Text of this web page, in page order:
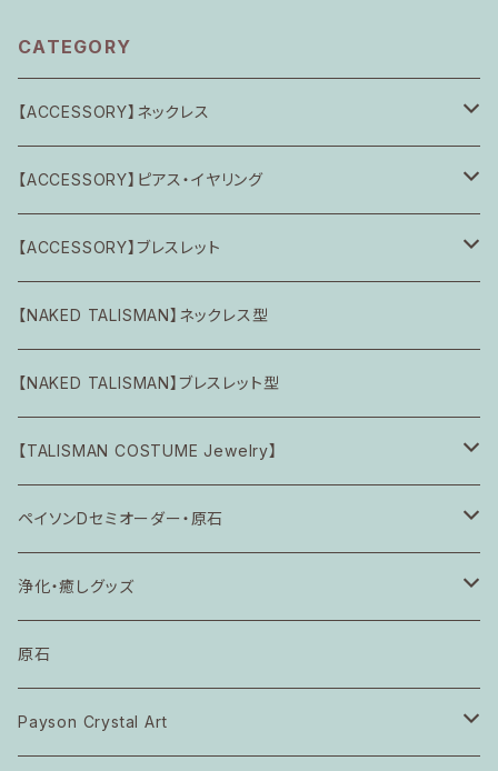
CATEGORY
【ACCESSORY】ネックレス
Calming Piece
憶の共鳴
Petit Symbolic Amulet (完品)
Inner Feminine & Universe
漣の円舞曲
hug myself
【ACCESSORY】ピアス・イヤリング
交換パーツ
Calming Piece
風薫る囁き
【ACCESSORY】ブレスレット
Calming Piece
めざめのわ Brand-New
Petit Symbolic Amulet (完品)
たゆたう煌めき
セミオーダー
星降る小夜に
【NAKED TALISMAN】ネックレス型
【NAKED TALISMAN】ブレスレット型
【TALISMAN COSTUME Jewelry】
空なる意識の一致
愛なる根源の統合
ペイソンDセミオーダー・原石
calming piece *petit ネックレス
浄化・癒しグッズ
ペイソンアロマ NEW ME NEW EARTH
原石
Payson Crystal Art